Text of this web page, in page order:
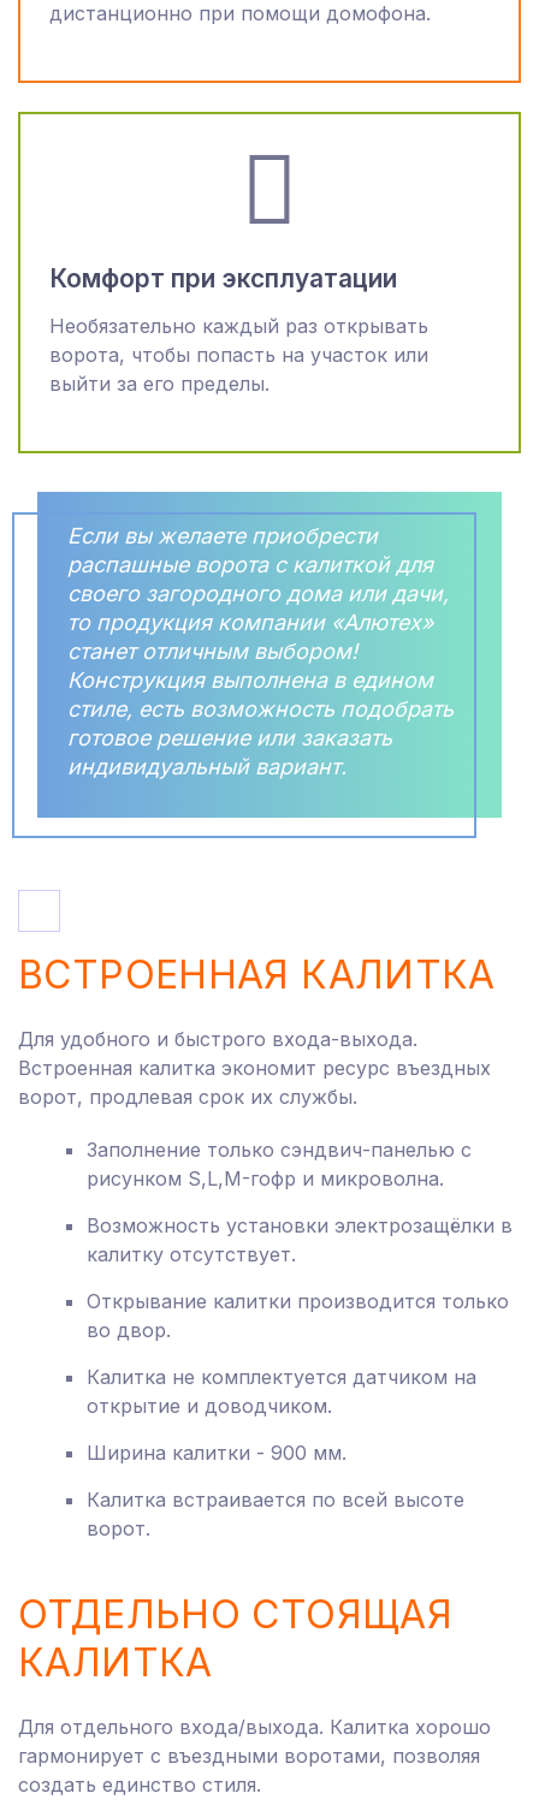
дистанционно при помощи домофона.
Комфорт при эксплуатации
Необязательно каждый раз открывать
ворота, чтобы попасть на участок или
выйти за его пределы.
Если вы желаете приобрести
распашные ворота с калиткой для
своего загородного дома или дачи,
то продукция компании «Алютех»
станет отличным выбором!
Конструкция выполнена в едином
стиле, есть возможность подобрать
готовое решение или заказать
индивидуальный вариант.
ВСТРОЕННАЯ КАЛИТКА
Для удобного и быстрого входа-выхода.
Встроенная калитка экономит ресурс въездных
ворот, продлевая срок их службы.
Заполнение только сэндвич-панелью с
рисунком S,L,M-гофр и микроволна.
Возможность установки электрозащёлки в
калитку отсутствует.
Открывание калитки производится только
во двор.
Калитка не комплектуется датчиком на
открытие и доводчиком.
Ширина калитки - 900 мм.
Калитка встраивается по всей высоте
ворот.
ОТДЕЛЬНО СТОЯЩАЯ
КАЛИТКА
Для отдельного входа/выхода. Калитка хорошо
гармонирует с въездными воротами, позволяя
создать единство стиля.